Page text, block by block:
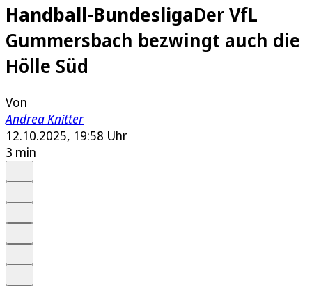
Handball-BundesligaDer VfL
Gummersbach bezwingt auch die
Hölle Süd
Von
Andrea Knitter
12.10.2025, 19:58 Uhr
3 min